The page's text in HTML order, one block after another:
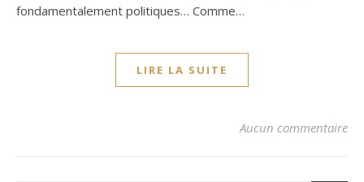
fondamentalement politiques… Comme…
LIRE LA SUITE
Aucun commentaire